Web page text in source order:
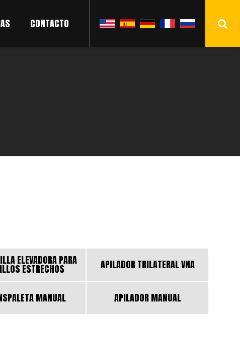
CONTACTO
ELEVADORA PARA
ESTRECHOS APILADOR TRILATERAL VNA
MANUAL APILADOR MANUAL